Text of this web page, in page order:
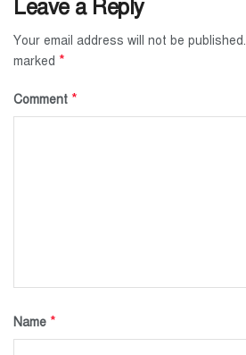
Leave a Reply
Your email address will not be published.
marked *
Comment *
Name *